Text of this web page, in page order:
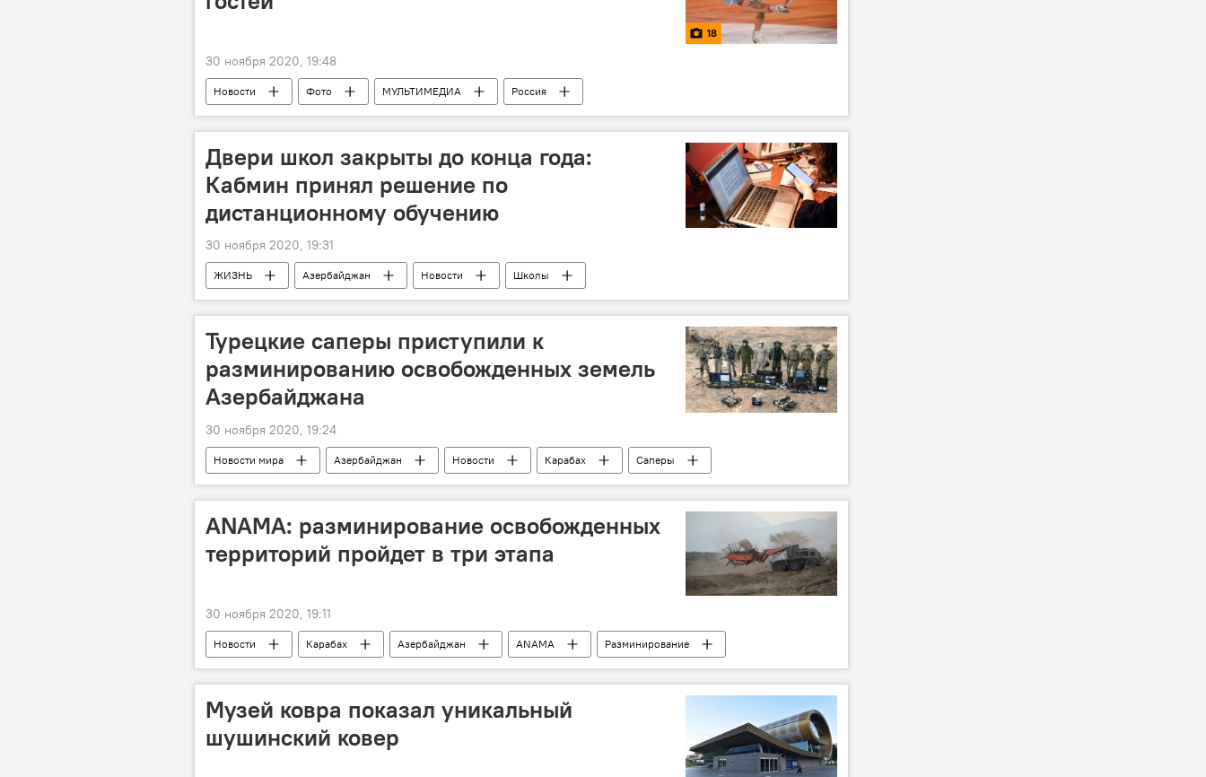
18
30 ноября 2020, 19:48
Новости Фото МУЛЬТИМЕДИА Россия
Двери школ закрыты до конца года:
Кабмин принял решение по
дистанционному обучению
30 ноября 2020, 19:31
ЖИЗНЬ Азербайджан Новости Школы
Турецкие саперы приступили к
разминированию освобожденных земель
Азербайджана
30 ноября 2020, 19:24
Новости мира Азербайджан Новости Карабах
Саперы
Турция
Разминирование
ANAMA: разминирование освобожденных
территорий пройдет в три этапа
30 ноября 2020, 19:11
Новости Карабах Азербайджан ANAMA Разминирование
Музей ковра показал уникальный
шушинский ковер